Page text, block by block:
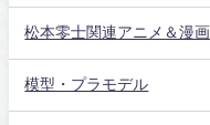
松本零士関連アニメ＆漫画
模型・プラモデル